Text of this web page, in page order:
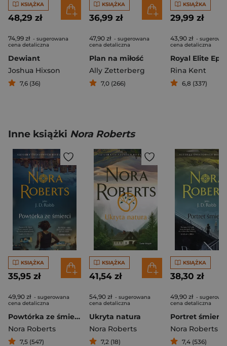
KSIĄŻKA
48,29 zł
74,99 zł - sugerowana
cena detaliczna
Dewiant
Joshua Hixson
7,6 (36)
KSIĄŻKA
36,99 zł
47,90 zł - sugerowana
cena detaliczna
Plan na miłość
Ally Zetterberg
7,0 (266)
KSIĄŻKA
29,99 zł
43,90 zł -
cena detaliczna
Rina Kent
6,8 (337)
Inne książki Nora Roberts
KSIĄŻKA
35,95 zł
49,90 zł - sugerowana
cena detaliczna
Powtórka ze śmierci
Nora Roberts
7,5 (547)
KSIĄŻKA
41,54 zł
54,90 zł - sugerowana
cena detaliczna
Ukryta natura
Nora Roberts
7,2 (18)
KSIĄŻKA
38,30 zł
49,90 zł -
cena detaliczna
Portret śmierci
Nora Roberts
7,4 (536)